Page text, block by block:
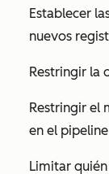
Establecer
nuevos
Restringir la
Restringir el
en el
Limitar